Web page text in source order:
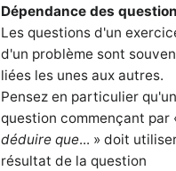
Dépendance des
Les questions d'un
d'un problème sont
liées les unes aux autres.
Pensez en particulier
question commençant par
déduire que... » doit
résultat de la question